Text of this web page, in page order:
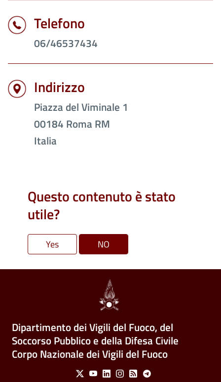
Telefono
06/46537434
Indirizzo
Piazza del Viminale 1
00184 Roma RM
Italia
Questo contenuto è stato
utile?
Dipartimento dei Vigili del Fuoco, del
Soccorso Pubblico e della Difesa Civile
Corpo Nazionale dei Vigili del Fuoco
Social Menu
X YoutubeLinkedinInstagram
Feed Telegram